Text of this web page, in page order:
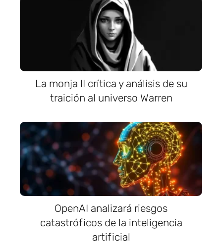
La monja II crítica y análisis de su
traición al universo Warren
OpenAI analizará riesgos
catastróficos de la inteligencia
artificial